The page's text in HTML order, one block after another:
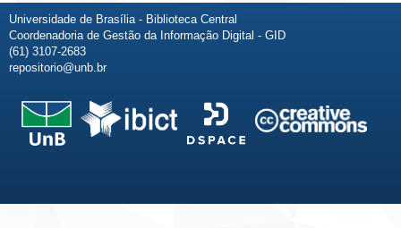
Universidade de Brasília - Biblioteca Central
Coordenadoria de Gestão da Informação Digital - GID
(61) 3107-2683
repositorio@unb.br